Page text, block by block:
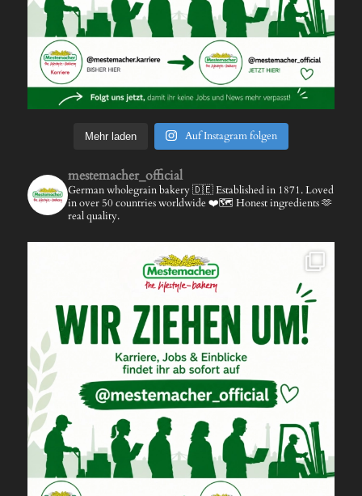
Mehr laden Auf Instagram folgen
mestemacher_official
German wholegrain bakery 🇩🇪Established in 1871.Loved
in over 50 countries worldwide ❤️🗺️ Honest ingredients 🫶
real quality.